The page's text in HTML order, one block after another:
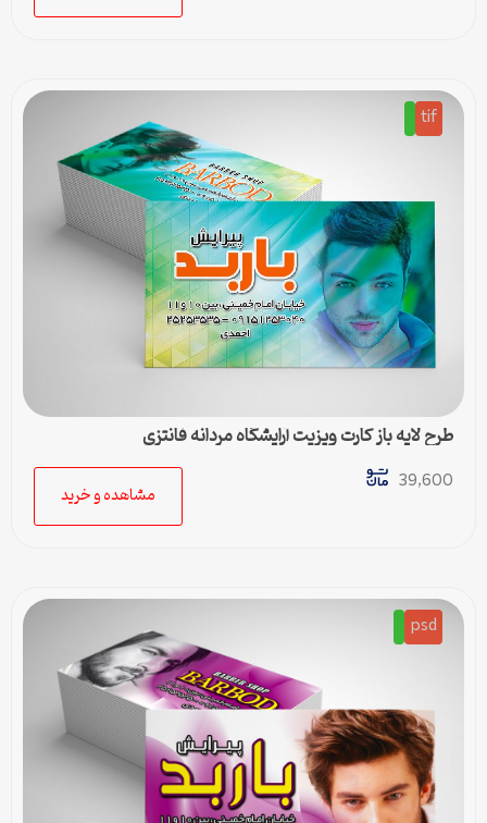
tif
طرح لایه باز کارت ویزیت آرایشگاه مردانه فانتزی
39,600
مشاهده و خرید
psd